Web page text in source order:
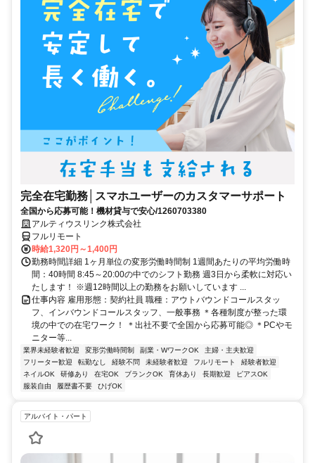
完全在宅勤務│スマホユーザーのカスタマーサポート
全国から応募可能！機材貸与で安心/1260703380
アルティウスリンク株式会社
フルリモート
時給1,320円～1,400円
勤務時間詳細 1ヶ月単位の変形労働時間制 1週間あたりの平均労働時
間：40時間 8:45～20:00の中でのシフト勤務 週3日から柔軟に対応い
たします！ ※週12時間以上の勤務をお願いしています ...
仕事内容 雇用形態：契約社員 職種：アウトバウンドコールスタッ
フ、インバウンドコールスタッフ、一般事務 ＊各種制度が整った環
境の中での在宅ワーク！ ＊出社不要で全国から応募可能◎ ＊PCやモ
ニター等...
業界未経験者歓迎 変形労働時間制 副業・WワークOK
主婦・主夫歓迎
フリーター歓迎
転勤なし 経験不問 未経験者歓迎 フルリモート
経験者歓迎
ネイルOK
研修あり 在宅OK ブランクOK 育休あり 長期歓迎
ピアスOK
服装自由
履歴書不要 ひげOK
アルバイト・パート